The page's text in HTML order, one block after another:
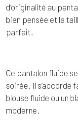
d’originalité au
bien pensée et la
parfait.
Ce pantalon fluide
soirée. Il s’accorde
blouse fluide ou un
moderne.